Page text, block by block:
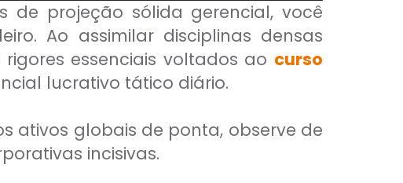
projeção sólida gerencial, você
Ao assimilar disciplinas densas
essenciais voltados ao curso
lucrativo tático diário.
ativos globais de ponta, observe de
incisivas.